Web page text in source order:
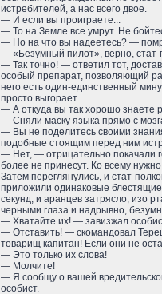
истребителей, а нас всего двое.
— И если вы проиграете...
— То на Земле все умрут. Не
— Но на что вы надеетесь? —
— «Безумный пилот», верно, стат-
— Так точно! — ответил тот,
особый препарат, позволяющий
него есть один-единственный
просто выгорает.
— А откуда вы так хорошо знаете
— Сняли маску языка прямо с
— Вы не поделитесь своими
подобные стоящим перед ним
— Нет, — отрицательно покачали
более не принесут. Ко всему
Затем переглянулись, и стат-
приложили одинаковые
секунд, и аранцев затрясло, изо
черными глаза и надрывно,
— Хватайте их! — завизжал
— Отставить! — скомандовал
товарищ капитан! Если они не
— Это только их слова!
— Молчите!
— Я сообщу о вашей
особист.